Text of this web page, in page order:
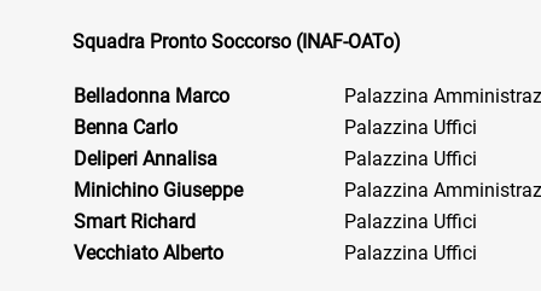
Squadra Pronto Soccorso (INAF-OATo)
Belladonna Marco
Palazzina
Benna Carlo
Palazzina Uffici
Deliperi Annalisa
Palazzina Uffici
Minichino Giuseppe
Palazzina
Smart Richard
Palazzina Uffici
Vecchiato Alberto Palazzina Uffici